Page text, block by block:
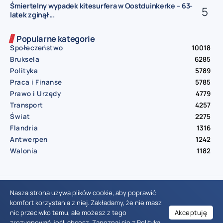
Śmiertelny wypadek kitesurfera w Oostduinkerke – 63-
latek zginął...
Popularne kategorie
Społeczeństwo
10018
Bruksela
6285
Polityka
5789
Praca i Finanse
5785
Prawo i Urzędy
4779
Transport
4257
Świat
2275
Flandria
1316
Antwerpen
1242
Walonia
1182
© Aktualnosci.be – All Right Reserved 2016-2026
Nasza strona używa plików cookie, aby poprawić
komfort korzystania z niej. Zakładamy, że nie masz
nic przeciwko temu, ale możesz z tego
Akceptuję